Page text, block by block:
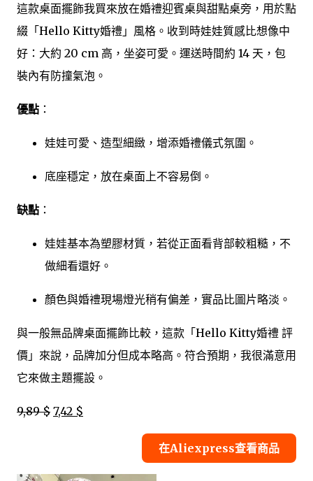
這款桌面擺飾我買來放在婚禮迎賓桌與甜點桌旁，用於點
綴「Hello Kitty婚禮」風格。收到時娃娃質感比想像中
好：大約 20 cm 高，坐姿可愛。運送時間約 14 天，包
裝內有防撞氣泡。
優點 ：
娃娃可愛、造型細緻，增添婚禮儀式氛圍。
底座穩定，放在桌面上不容易倒。
缺點 ：
娃娃基本為塑膠材質，若從正面看背部較粗糙，不
做細看還好。
顏色與婚禮現場燈光稍有偏差，實品比圖片略淡。
與一般無品牌桌面擺飾比較，這款「Hello Kitty婚禮 評
價」來說，品牌加分但成本略高。符合預期，我很滿意用
它來做主題擺設。
9,89 $ 7,42 $
在Aliexpress查看商品